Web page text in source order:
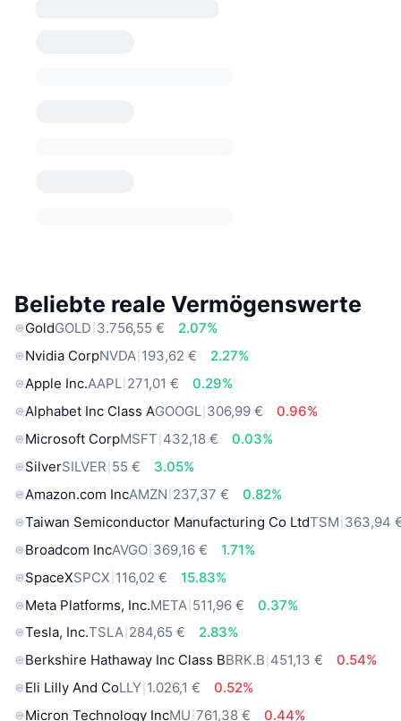
Beliebte reale Vermögenswerte
GoldGOLD 3.756,55 €
2.07%
Nvidia CorpNVDA 193,62 €
2.27%
Apple Inc.AAPL 271,01 €
0.29%
Alphabet Inc Class AGOOGL 306,99 €
0.96%
Microsoft CorpMSFT 432,18 €
0.03%
SilverSILVER 55 €
3.05%
Amazon.com IncAMZN 237,37 €
0.82%
Taiwan Semiconductor Manufacturing Co LtdTSM 363,94
Broadcom IncAVGO 369,16 €
1.71%
SpaceXSPCX 116,02 €
15.83%
Meta Platforms, Inc.META 511,96 €
0.37%
Tesla, Inc.TSLA 284,65 €
2.83%
Berkshire Hathaway Inc Class BBRK.B 451,13 €
0.54%
Eli Lilly And CoLLY 1.026,1 €
0.52%
Micron Technology IncMU 761,38 €
0.44%